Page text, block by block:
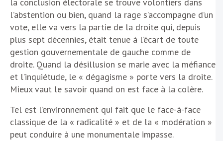
la conclusion électorale se trouve volontiers dans
l’abstention ou bien, quand la rage s’accompagne d’un
vote, elle va vers la partie de la droite qui, depuis
plus sept décennies, était tenue à l’écart de toute
gestion gouvernementale de gauche comme de
droite. Quand la désillusion se marie avec la méfiance
et l’inquiétude, le « dégagisme » porte vers la droite.
Mieux vaut le savoir quand on est face à la colère.
Tel est l’environnement qui fait que le face-à-face
classique de la « radicalité » et de la « modération »
peut conduire à une monumentale impasse.